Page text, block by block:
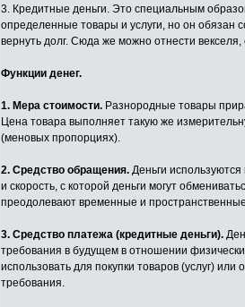
3. Кредитные деньги. Это специальным
определенные товары и услуги, но он обязан
вернуть долг. Сюда же можно отнести векселя,
Функции денег.
1. Мера стоимости. Разнородные товары
Цена товара выполняет такую же
(меновых пропорциях).
2. Средство обращения. Деньги
и скорость, с которой деньги могут
преодолевают временные и
3. Средство платежа (кредитные деньги).
требования в будущем в отношении
использовать для покупки товаров (услуг)
требования.